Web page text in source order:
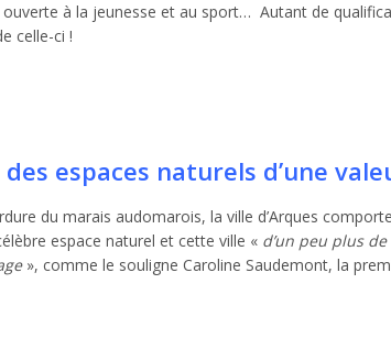
à la jeunesse et au sport… Autant de
celle-ci !
espaces naturels d’une
du marais audomarois, la ville d’Arques
espace naturel et cette ville « d’un peu plus
», comme le souligne Caroline Saudemont, la